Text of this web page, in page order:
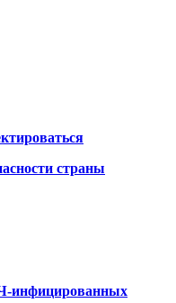
страны
инфицированных